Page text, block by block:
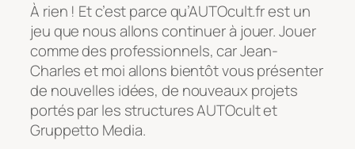
À rien ! Et c’est parce qu’AUTOcult.fr est un
jeu que nous allons continuer à jouer. Jouer
comme des professionnels, car Jean-
Charles et moi allons bientôt vous présenter
de nouvelles idées, de nouveaux projets
portés par les structures AUTOcult et
Gruppetto Media.